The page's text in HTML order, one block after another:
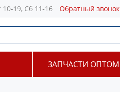
19, Сб 11-16 Обратный звонок
ЗАПЧАСТИ ОПТОМ